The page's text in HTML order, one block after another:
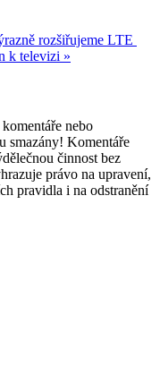
rozšiřujeme LTE
k televizi »
nebo
smazány! Komentáře
činnost bez
právo na upravení,
pravidla i na odstranění